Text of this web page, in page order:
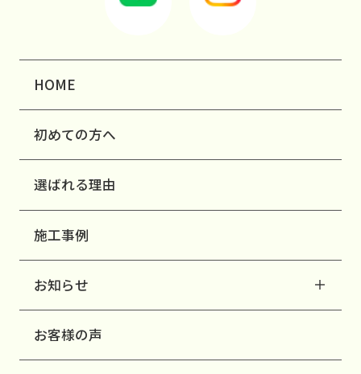
HOME
初めての方へ
選ばれる理由
施工事例
お知らせ
お客様の声